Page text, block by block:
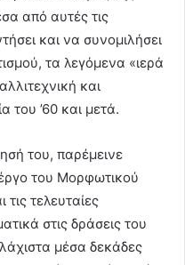
από αυτές τις
και να συνομιλήσει
τα λεγόμενα «ιερά
και
του ’60 και μετά.
του, παρέμεινε
του Μορφωτικού
τελευταίες
στις δράσεις του
μέσα δεκάδες